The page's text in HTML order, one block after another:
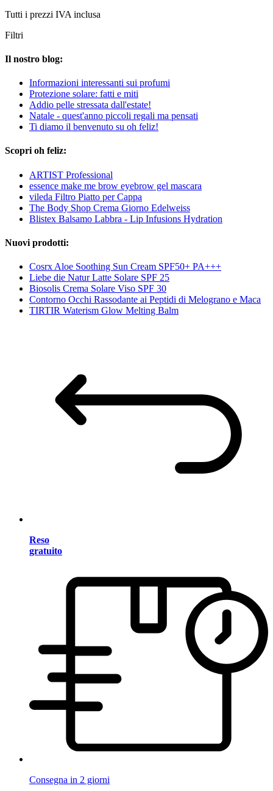
Tutti i prezzi IVA inclusa
Filtri
Il nostro blog:
Informazioni interessanti sui profumi
Protezione solare: fatti e miti
Addio pelle stressata dall'estate!
Natale - quest'anno piccoli regali ma pensati
Ti diamo il benvenuto su oh feliz!
Scopri oh feliz:
ARTIST Professional
essence make me brow eyebrow gel mascara
vileda Filtro Piatto per Cappa
The Body Shop Crema Giorno Edelweiss
Blistex Balsamo Labbra - Lip Infusions Hydration
Nuovi prodotti:
Cosrx Aloe Soothing Sun Cream SPF50+ PA+++
Liebe die Natur Latte Solare SPF 25
Biosolis Crema Solare Viso SPF 30
Contorno Occhi Rassodante ai Peptidi di Melograno e Maca
TIRTIR Waterism Glow Melting Balm
Reso
gratuito
Consegna in 2 giorni